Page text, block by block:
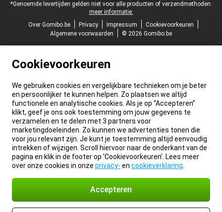
*Genoemde levertijden gelden niet voor alle producten of verzendmethoden:
meer informatie.
Over Gomibo.be
Privacy Impressum
Cookievoorkeuren
Algemene voorwaarden
© 2026 Gomibo.be
Cookievoorkeuren
We gebruiken cookies en vergelijkbare technieken om je beter
en persoonlijker te kunnen helpen. Zo plaatsen we altijd
functionele en analytische cookies. Als je op “Accepteren”
klikt, geef je ons ook toestemming om jouw gegevens te
verzamelen en te delen met 3 partners voor
marketingdoeleinden. Zo kunnen we advertenties tonen die
voor jou relevant zijn. Je kunt je toestemming altijd eenvoudig
intrekken of wijzigen. Scroll hiervoor naar de onderkant van de
pagina en klik in de footer op 'Cookievoorkeuren'. Lees meer
over onze cookies in onze privacy- en cookieverklaring
Accepteren